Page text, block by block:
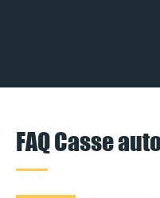
FAQ Casse